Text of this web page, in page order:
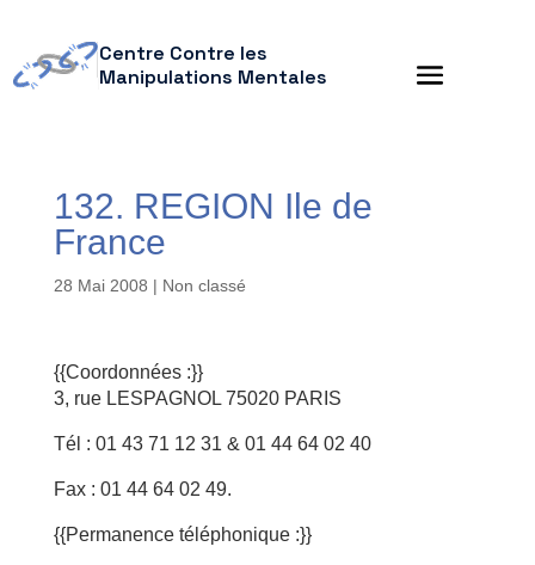
Centre Contre les
Manipulations Mentales
132. REGION Ile de
France
28 Mai 2008 | Non classé
{{Coordonnées :}}
3, rue LESPAGNOL 75020 PARIS
Tél : 01 43 71 12 31 & 01 44 64 02 40
Fax : 01 44 64 02 49.
{{Permanence téléphonique :}}